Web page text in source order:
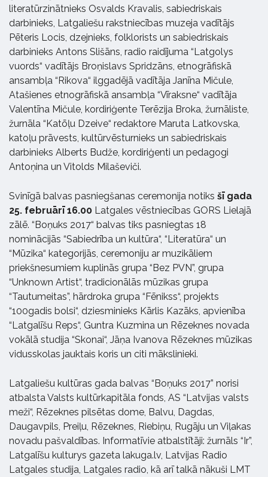
literatūrzinātnieks Osvalds Kravalis, sabiedriskais
darbinieks, Latgaliešu rakstniecības muzeja vadītājs
Pēteris Locis, dzejnieks, folklorists un sabiedriskais
darbinieks Antons Slišāns, radio raidījuma “Latgolys
vuords“ vadītājs Broņislavs Spridzāns, etnogrāfiskā
ansambļa “Rikova“ ilggadējā vadītāja Janīna Mičule,
Atašienes etnogrāfiskā ansambļa “Vīraksne“ vadītāja
Valentīna Mičule, kordiriģente Terēzija Broka, žurnāliste,
žurnāla “Katōļu Dzeive“ redaktore Maruta Latkovska,
katoļu prāvests, kultūrvēsturnieks un sabiedriskais
darbinieks Alberts Budže, kordiriģenti un pedagogi
Antoņina un Vitolds Milaševiči.
Svinīgā balvas pasniegšanas ceremonija notiks šī gada
25. februārī 16.00 Latgales vēstniecības GORS Lielajā
zālē. “Boņuks 2017“ balvas tiks pasniegtas 18
nominācijās “Sabiedrība un kultūra“, “Literatūra“ un
“Mūzika“ kategorijās, ceremoniju ar muzikāliem
priekšnesumiem kuplinās grupa “Bez PVN”, grupa
“Unknown Artist“, tradicionālās mūzikas grupa
“Tautumeitas”, hārdroka grupa “Fēnikss“, projekts
“100gadis bolsi“, dziesminieks Kārlis Kazāks, apvienība
“Latgalīšu Reps“, Guntra Kuzmina un Rēzeknes novada
vokālā studija “Skonai“, Jāņa Ivanova Rēzeknes mūzikas
vidusskolas jauktais koris un citi mākslinieki.
Latgaliešu kultūras gada balvas “Boņuks 2017” norisi
atbalsta Valsts kultūrkapitāla fonds, AS “Latvijas valsts
meži“, Rēzeknes pilsētas dome, Balvu, Dagdas,
Daugavpils, Preiļu, Rēzeknes, Riebiņu, Rugāju un Viļakas
novadu pašvaldības. Informatīvie atbalstītāji: žurnāls “Ir”,
Latgalīšu kulturys gazeta lakuga.lv, Latvijas Radio
Latgales studija, Latgales radio, kā arī talkā nākuši LMT